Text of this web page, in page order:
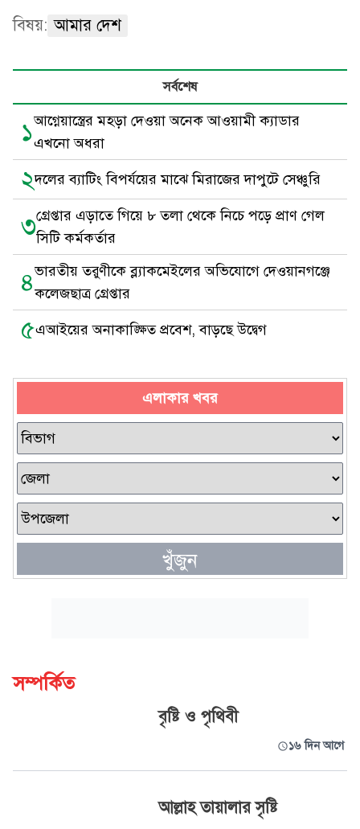
বিষয়: আমার দেশ
সর্বশেষ
১আগ্নেয়াস্ত্রের মহড়া দেওয়া অনেক আওয়ামী ক্যাডার
এখনো অধরা
২দলের ব্যাটিং বিপর্যয়ের মাঝে মিরাজের দাপুটে সেঞ্চুরি
৩গ্রেপ্তার এড়াতে গিয়ে ৮ তলা থেকে নিচে পড়ে প্রাণ গেল
সিটি কর্মকর্তার
৪ভারতীয় তরুণীকে ব্ল্যাকমেইলের অভিযোগে দেওয়ানগঞ্জে
কলেজছাত্র গ্রেপ্তার
৫এআইয়ের অনাকাঙ্ক্ষিত প্রবেশ, বাড়ছে উদ্বেগ
এলাকার খবর
খুঁজুন
সম্পর্কিত
বৃষ্টি ও পৃথিবী
১৬ দিন আগে
আল্লাহ তায়ালার সৃষ্টি